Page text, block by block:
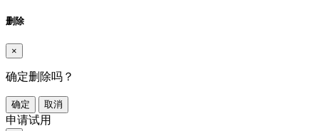
删除
×
确定删除吗？
确定 取消
申请试用